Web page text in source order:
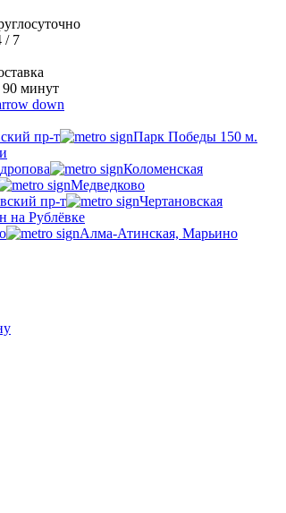
/ 7
90 минут
пр-т
Парк Победы 150 м.
Коломенская
Медведково
пр-т
Чертановская
на Рублёвке
Алма-Атинская, Марьино